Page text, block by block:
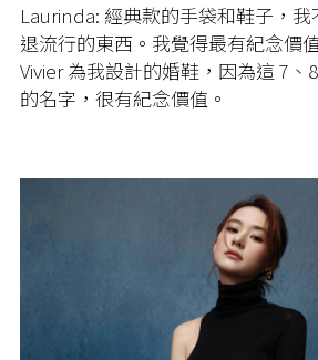
Laurinda: 經典款的手袋和鞋子，
退流行的東西。我覺得最有紀念價
Vivier為我設計的婚鞋，因為這7 、 8
的名字，很有紀念價值。